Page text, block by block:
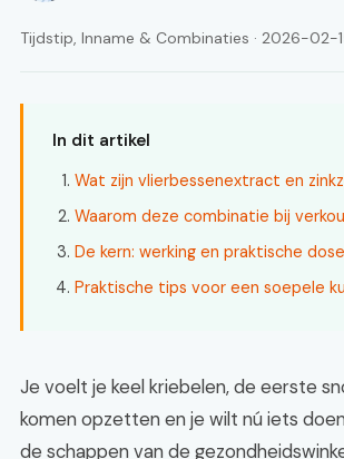
Tijdstip, Inname & Combinaties · 2026-02-
In dit artikel
Wat zijn vlierbessenextract en
Waarom deze combinatie bij
De kern: werking en praktische
Praktische tips voor een soepele
Je voelt je keel kriebelen, de eerste
komen opzetten en je wilt nú iets
de schappen van de